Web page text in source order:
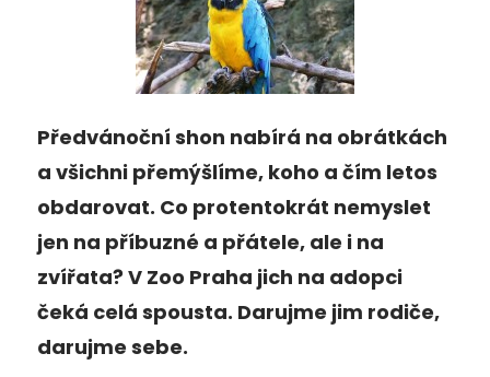
Předvánoční shon nabírá na obrátkách
a všichni přemýšlíme, koho a čím letos
obdarovat. Co protentokrát nemyslet
jen na příbuzné a přátele, ale i na
zvířata? V Zoo Praha jich na adopci
čeká celá spousta. Darujme jim rodiče,
darujme sebe.